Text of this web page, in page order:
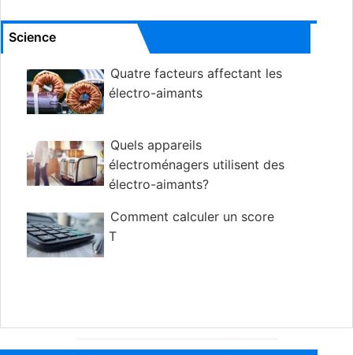
Science
Quatre facteurs affectant les
électro-aimants
Quels appareils
électroménagers utilisent des
électro-aimants?
Comment calculer un score
T